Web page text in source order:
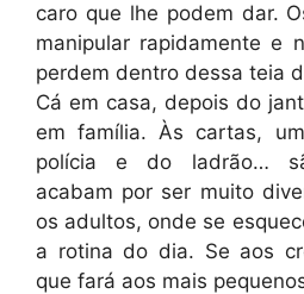
caro que lhe podem dar.
manipular rapidamente e
perdem dentro dessa teia
Cá em casa, depois do
em família. Às cartas,
polícia e do ladrão…
acabam por ser muito
os adultos, onde se
a rotina do dia. Se aos
que fará aos mais